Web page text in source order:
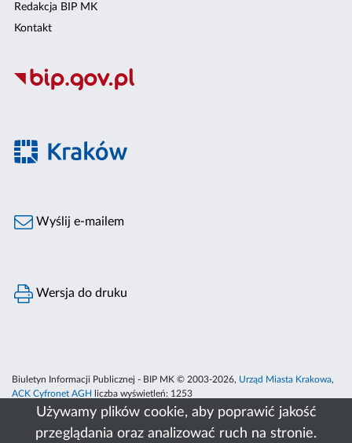
Używamy plików cookie, aby poprawić jakość
przeglądania oraz analizować ruch na stronie.
Redakcja BIP MK
Kontakt
Wyślij e-mailem
Wersja do druku
Biuletyn Informacji Publicznej - BIP MK © 2003-2026, Urząd Miasta Krakowa,
ACK Cyfronet AGH
liczba wyświetleń: 1253